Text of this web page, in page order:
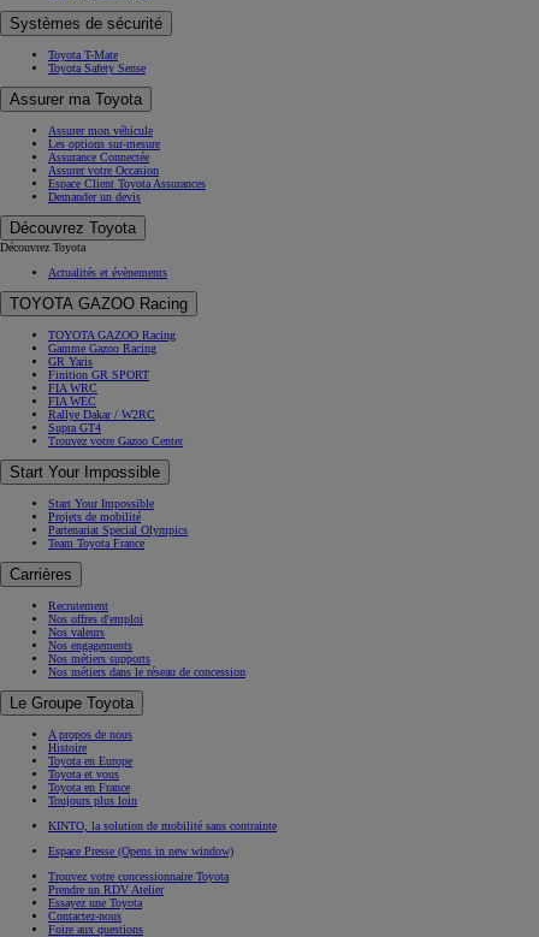
Systèmes de sécurité
Toyota T-Mate
Toyota Safety Sense
Assurer ma Toyota
Assurer mon véhicule
Les options sur-mesure
Assurance Connectée
Assurer votre Occasion
Espace Client Toyota Assurances
Demander un devis
Découvrez Toyota
Découvrez Toyota
Actualités et évènements
TOYOTA GAZOO Racing
TOYOTA GAZOO Racing
Gamme Gazoo Racing
GR Yaris
Finition GR SPORT
FIA WRC
FIA WEC
Rallye Dakar / W2RC
Supra GT4
Trouvez votre Gazoo Center
Start Your Impossible
Start Your Impossible
Projets de mobilité
Partenariat Special Olympics
Team Toyota France
Carrières
Recrutement
Nos offres d'emploi
Nos valeurs
Nos engagements
Nos métiers supports
Nos métiers dans le réseau de concession
Le Groupe Toyota
A propos de nous
Histoire
Toyota en Europe
Toyota et vous
Toyota en France
Toujours plus loin
KINTO, la solution de mobilité sans contrainte
Espace Presse (Opens in new window)
Trouvez votre concessionnaire Toyota
Prendre un RDV Atelier
Essayez une Toyota
Contactez-nous
Foire aux questions